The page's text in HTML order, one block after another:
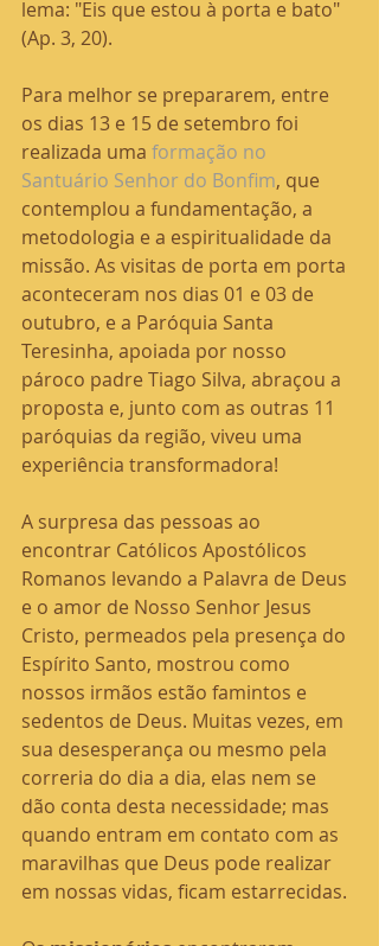
lema: "Eis que estou à porta e bato"
(Ap. 3, 20).
Para melhor se prepararem, entre
os dias 13 e 15 de setembro foi
realizada uma formação no
Santuário Senhor do Bonfim, que
contemplou a fundamentação, a
metodologia e a espiritualidade da
missão. As visitas de porta em porta
aconteceram nos dias 01 e 03 de
outubro, e a Paróquia Santa
Teresinha, apoiada por nosso
pároco padre Tiago Silva, abraçou a
proposta e, junto com as outras 11
paróquias da região, viveu uma
experiência transformadora!
A surpresa das pessoas ao
encontrar Católicos Apostólicos
Romanos levando a Palavra de Deus
e o amor de Nosso Senhor Jesus
Cristo, permeados pela presença do
Espírito Santo, mostrou como
nossos irmãos estão famintos e
sedentos de Deus. Muitas vezes, em
sua desesperança ou mesmo pela
correria do dia a dia, elas nem se
dão conta desta necessidade; mas
quando entram em contato com as
maravilhas que Deus pode realizar
em nossas vidas, ficam estarrecidas.